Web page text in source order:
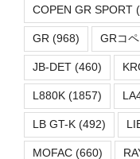
COPEN GR SPORT
GR (968) GRコ
JB-DET (460)
L880K (1857)
LB GT-K (492)
MOFAC (660)